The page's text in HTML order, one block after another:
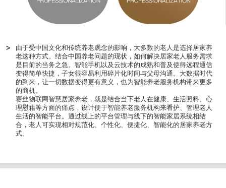
>
由于受中国文化和传统养老观念的影响，大多数的老人是选择居家养
老这种方式。结合中国养老问题的现状，如何解决居家老人服务需求
是目前的当务之急。智能手机以及云技术的成熟和普及使得远程通信
变得简单快捷，子女很容易利用碎片化时间与父母沟通。大数据时代
的到来，让一切数据变得更有意义，也为智能养老服务机构带来更多
的商机。
赛丝物联网智慧居家养老，就是结合当下老人在健康、生活照料、心
理慰藉等方面的痛点，设计便于智能养老服务机构来看护、管理老人
生活的智能平台。通过线上的平台管理与线下的智能家居系统相结
合，老人可实现相对规范化、个性化、便捷化、智能化的居家养老方
式。